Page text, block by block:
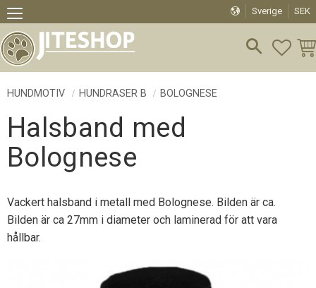
Meny
Sverige SEK
HUNDMOTIV HUNDRASER B BOLOGNESE
Halsband med
Bolognese
Vackert halsband i metall med Bolognese. Bilden är ca.
Bilden är ca 27mm i diameter och laminerad för att vara
hållbar.